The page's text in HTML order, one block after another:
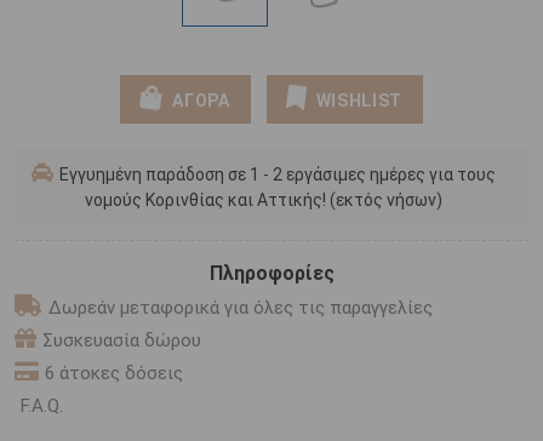
ΑΓΟΡΑ WISHLIST
Εγγυημένη παράδοση σε 1 - 2 εργάσιμες ημέρες για τους
νομούς Κορινθίας και Αττικής! (εκτός νήσων)
Πληροφορίες
Δωρεάν μεταφορικά για όλες τις παραγγελίες
Συσκευασία δώρου
6 άτοκες δόσεις
F.A.Q.